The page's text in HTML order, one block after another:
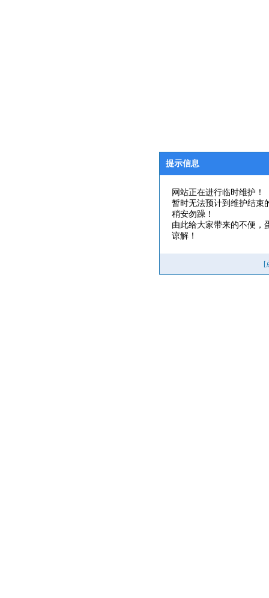
提示信息
网站正在进行临时维护！
暂时无法预计到维护结束
稍安勿躁！
由此给大家带来的不便，
谅解！
[